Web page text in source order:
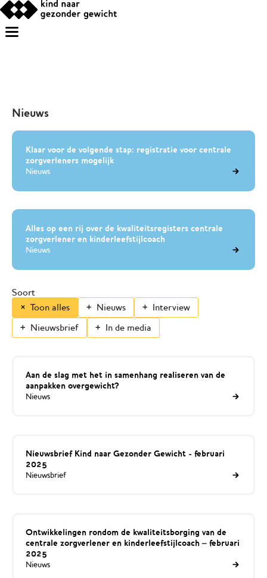
Nieuws
Klaar voor de volgende stap: registratie voor centrale
zorgverleners mogelijk
Nieuws
Alles op een rij over de kwaliteitsregisters centrale
zorgverlener en kinderleefstijlcoach
Nieuws
Soort
Toon alles
Nieuws
Interview
Nieuwsbrief
In de media
Aan de slag met het in samenhang realiseren van de
aanpakken overgewicht?
Nieuws
Nieuwsbrief Kind naar Gezonder Gewicht - februari
2025
Nieuwsbrief
Ontwikkelingen rondom de kwaliteitsborging van de
centrale zorgverlener en kinderleefstijlcoach – februari
2025
Nieuws